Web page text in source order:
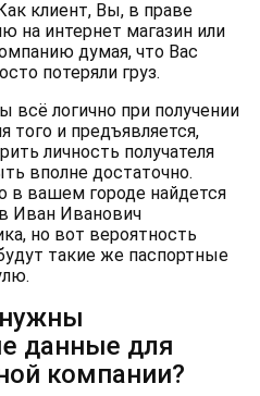
клиент, Вы, в праве
на интернет магазин или
думая, что Вас
потеряли груз.
всё логично при получении
того и предъявляется,
личность получателя
вполне достаточно.
в вашем городе найдется
Иван Иванович
но вот вероятность
такие же паспортные
данные для
компании?